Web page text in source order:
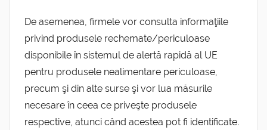
De asemenea, firmele vor consulta informaţiile
privind produsele rechemate/periculoase
disponibile în sistemul de alertă rapidă al UE
pentru produsele nealimentare periculoase,
precum şi din alte surse şi vor lua măsurile
necesare în ceea ce priveşte produsele
respective, atunci când acestea pot fi identificate.